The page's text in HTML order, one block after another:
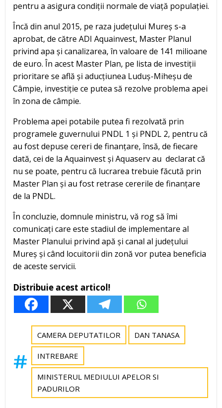
pentru a asigura condiții normale de viață populației.
Încă din anul 2015, pe raza județului Mureș s-a
aprobat, de către ADI Aquainvest, Master Planul
privind apa și canalizarea, în valoare de 141 milioane
de euro. În acest Master Plan, pe lista de investiții
prioritare se află și aducțiunea Luduș-Miheșu de
Câmpie, investiție ce putea să rezolve problema apei
în zona de câmpie.
Problema apei potabile putea fi rezolvată prin
programele guvernului PNDL 1 și PNDL 2, pentru că
au fost depuse cereri de finanțare, însă, de fiecare
dată, cei de la Aquainvest și Aquaserv au declarat că
nu se poate, pentru că lucrarea trebuie făcută prin
Master Plan și au fost retrase cererile de finanțare
de la PNDL.
În concluzie, domnule ministru, vă rog să îmi
comunicați care este stadiul de implementare al
Master Planului privind apă și canal al județului
Mureș și când locuitorii din zonă vor putea beneficia
de aceste servicii.
Distribuie acest articol!
CAMERA DEPUTATILOR DAN TANASA
INTREBARE
MINISTERUL MEDIULUI APELOR SI
PADURILOR